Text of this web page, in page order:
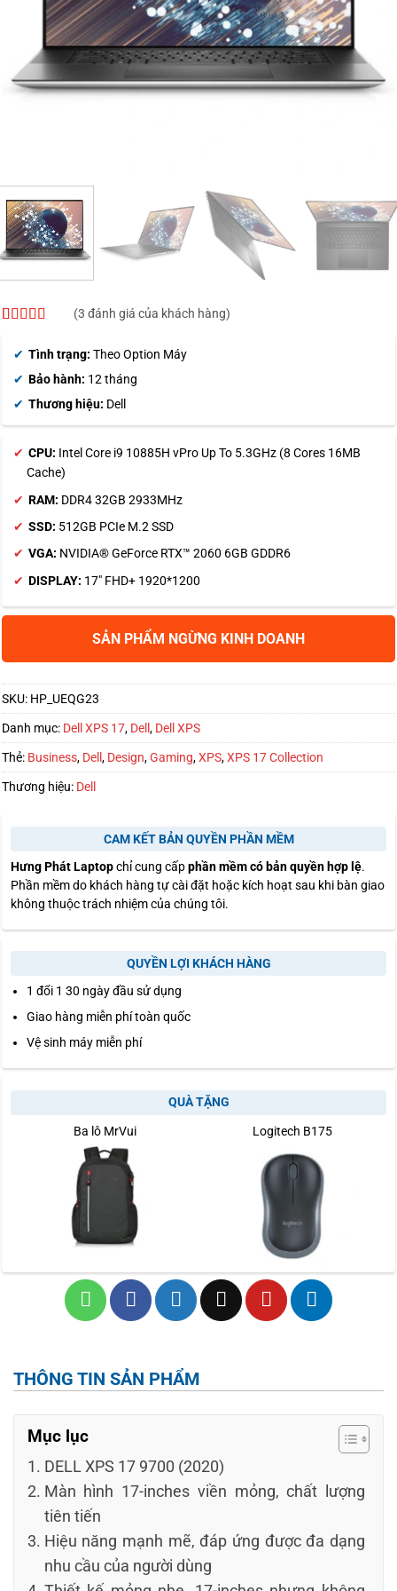
dựa trên
đánh giá
(3 đánh giá của khách hàng)
Tình trạng: Theo Option Máy
Bảo hành: 12 tháng
Thương hiệu: Dell
CPU: Intel Core i9 10885H vPro Up To 5.3GHz (8 Cores 16MB
Cache)
RAM: DDR4 32GB 2933MHz
SSD: 512GB PCIe M.2 SSD
VGA: NVIDIA® GeForce RTX™ 2060 6GB GDDR6
DISPLAY: 17″ FHD+ 1920*1200
SẢN PHẨM NGỪNG KINH DOANH
SKU: HP_UEQG23
Danh mục: Dell XPS 17, Dell , Dell XPS
Thẻ: Business, Dell , Design,Gaming,XPS,XPS 17 Collection
Thương hiệu: Dell
CAM KẾT BẢN QUYỀN PHẦN MỀM
Hưng Phát Laptopchỉ cung cấpphần mềm có bản quyền hợp lệ.
Phần mềm do khách hàng tự cài đặt hoặc kích hoạt sau khi bàn giao
không thuộc trách nhiệm của chúng tôi.
QUYỀN LỢI KHÁCH HÀNG
1 đổi 1 30 ngày đầu sử dụng
Giao hàng miễn phí toàn quốc
Vệ sinh máy miễn phí
QUÀ TẶNG
Ba lô MrVui Logitech B175
THÔNG TIN SẢN PHẨM
Mục lục
DELL XPS 17 9700 (2020)
Màn hình 17-inches viền mỏng, chất lượng
tiên tiến
Hiệu năng mạnh mẽ, đáp ứng được đa dạng
nhu cầu của người dùng